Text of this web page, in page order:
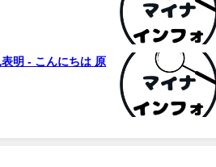
明 - こんにちは 原